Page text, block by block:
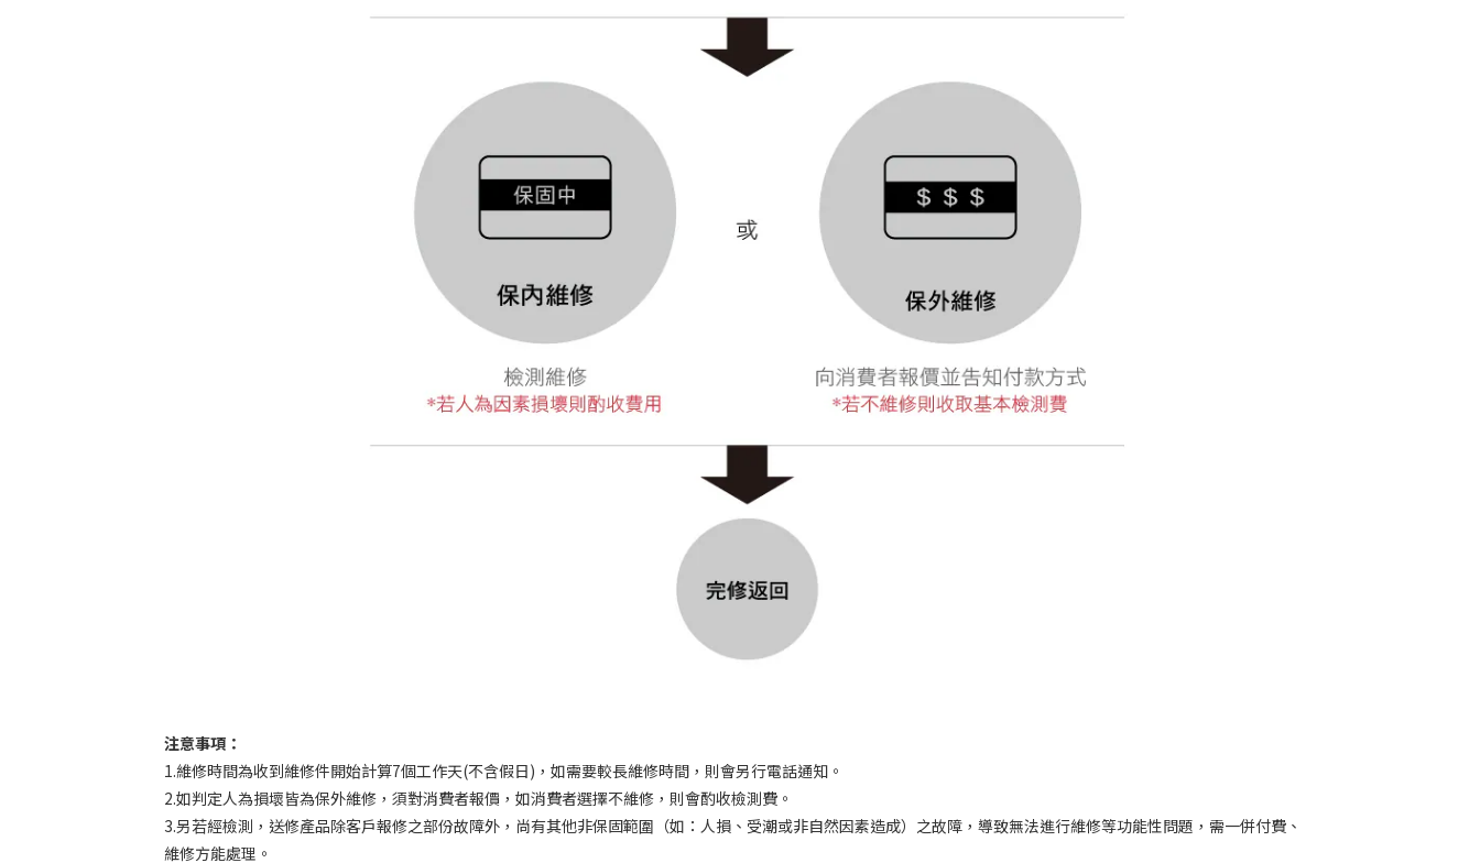
注意事項：
1.維修時間為收到維修件開始計算7個工作天(不含假日)，如需要較長維修時間，則會另行電話通知。
2.如判定人為損壞皆為保外維修，須對消費者報價，如消費者選擇不維修，則會酌收檢測費。
3.另若經檢測，送修產品除客戶報修之部份故障外，尚有其他非保固範圍（如：人損、受潮或非自然因素造成）之故障，導致無法進行維修等功能性問題，需一併付費、
維修方能處理。